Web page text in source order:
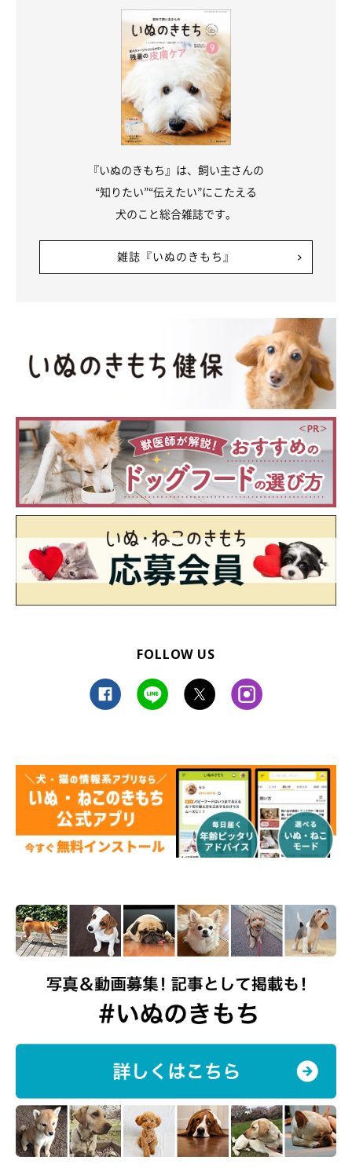
歯ブラシの持ち方もチェック！
とってもやさしい歯みがき見本帳』
歯ブラシの持ち方はペンと同じ持ち方の「ペングリップ」にする
と、余計な力が入らず小刻みに動かしやすいです。
150g程度まで負荷をかけても大丈夫です。
ジしましょう！
お話を伺った先生／白畑壮先生（「プリモ動物病院 古淵／歯
科・内視鏡センター」院長 博士（獣医学） 日本小動物歯科研究
りやすい！ とってもやさしい歯みがき見本帳』
文／江村若奈
※記事と写真に関連性がない場合もあります。
『いぬのきもち』は、飼い主さんの
“知りたい”“伝えたい”にこたえる
犬のこと総合雑誌です。
雑誌『いぬのきもち』
FOLLOW US